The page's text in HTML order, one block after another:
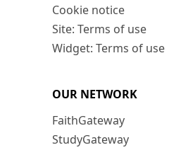
Cookie notice
Site: Terms of use
Widget: Terms of use
OUR NETWORK
FaithGateway
StudyGateway